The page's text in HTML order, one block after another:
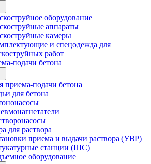
оборудование
аппараты
камеры
и спецодежда для
работ
подачи бетона
приема-подачи бетона
для бетона
для раствора
приема и выдачи раствора (УВР)
станции (ШС)
оборудование